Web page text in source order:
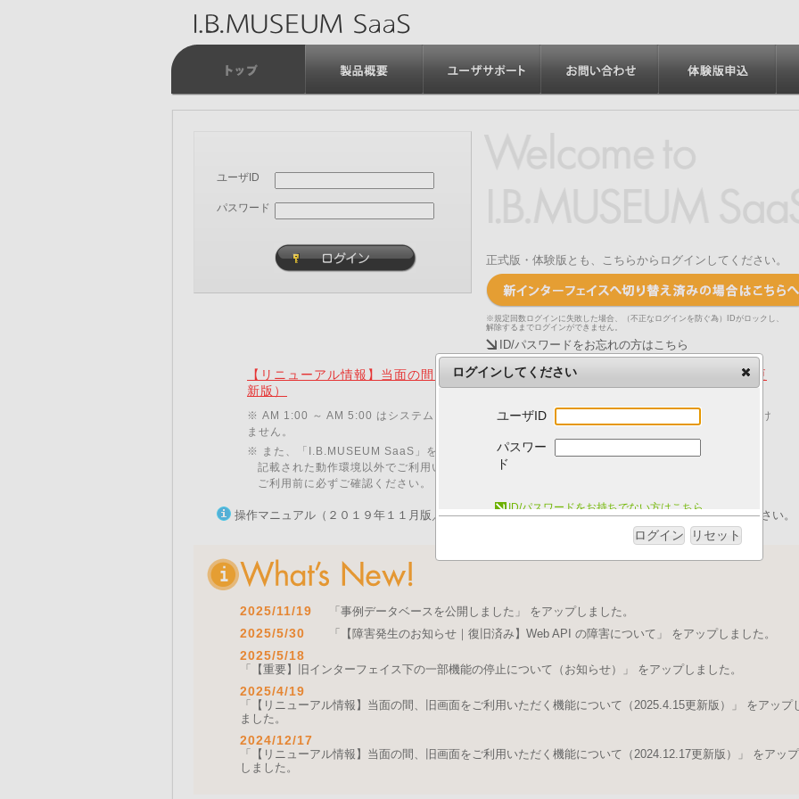
ユーザID
パスワード
正式版・体験版とも、こちらからログインしてください。
※規定回数ログインに失敗した場合、（不正なログインを防ぐ為）IDがロックし、
解除するまでログインができません。
ID/パスワードをお忘れの方はこちら
【リニューアル情報】当面の間、旧画面をご利用いただく機能について（2025.4.15更
新版）
※ AM 1:00 ～ AM 5:00 はシステムメンテナンスのため、「I.B.MUSEUM SaaS」をご利用いただけ
ません。
※ また、「I.B.MUSEUM SaaS」をご利用いただくためには、以下の動作環境が必要です。
記載された動作環境以外でご利用いただいた場合、動作に不具合が発生する可能性がございます。
ご利用前に必ずご確認ください。
操作マニュアル（２０１９年１１月版／pdfファイル）を発行いたしました。ログイン後にご取得ください。
2025/11/19 「事例データベースを公開しました」 をアップしました。
2025/5/30 「【障害発生のお知らせ｜復旧済み】Web API の障害について」 をアップしました。
2025/5/18
「【重要】旧インターフェイス下の一部機能の停止について（お知らせ）」 をアップしました。
2025/4/19
「【リニューアル情報】当面の間、旧画面をご利用いただく機能について（2025.4.15更新版）」 をアップ
ました。
2024/12/17
「【リニューアル情報】当面の間、旧画面をご利用いただく機能について（2024.12.17更新版）」 をアップ
しました。
ログインしてください
ユーザID
パスワー
ド
ID/パスワードをお持ちでない方はこちら
ログイン リセット